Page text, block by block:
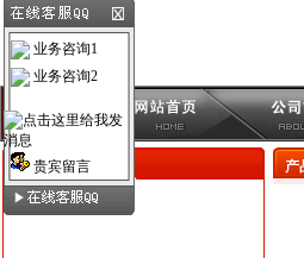
新品展示 产
业务咨询1
业务咨询2
贵宾留言